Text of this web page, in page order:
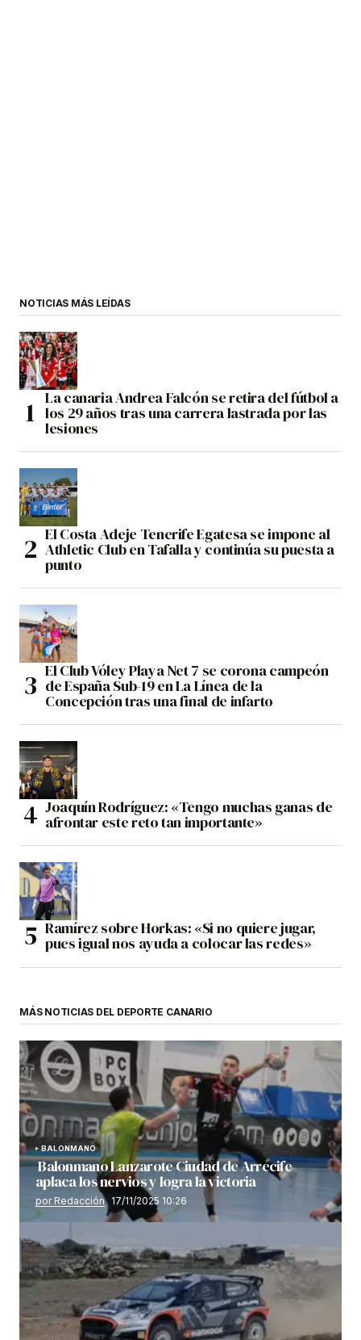
NOTICIAS MÁS LEÍDAS
La canaria Andrea Falcón se retira del fútbol a
los 29 años tras una carrera lastrada por las
lesiones
El Costa Adeje Tenerife Egatesa se impone al
Athletic Club en Tafalla y continúa su puesta a
punto
El Club Vóley Playa Net 7 se corona campeón
de España Sub-19 en La Línea de la
Concepción tras una final de infarto
Joaquín Rodríguez: «Tengo muchas ganas de
afrontar este reto tan importante»
Ramírez sobre Horkas: «Si no quiere jugar,
pues igual nos ayuda a colocar las redes»
MÁS NOTICIAS DEL DEPORTE CANARIO
BALONMANO
Balonmano Lanzarote Ciudad de Arrecife
aplaca los nervios y logra la victoria
por Redacción 17/11/2025 10:26